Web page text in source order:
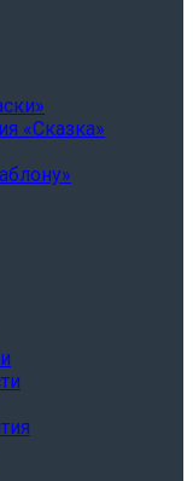
«Сказка»